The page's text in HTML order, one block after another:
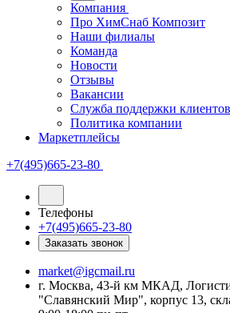
Компания
Про ХимСнаб Композит
Наши филиалы
Команда
Новости
Отзывы
Вакансии
Служба поддержки клиентов
Политика компании
Маркетплейсы
+7(495)665-23-80
Телефоны
+7(495)665-23-80
Заказать звонок
market@igcmail.ru
г. Москва, 43-й км МКАД,
"Славянский Мир", корпус 13,